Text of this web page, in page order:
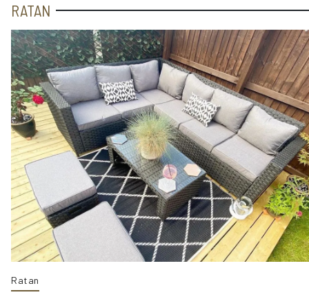
RATAN
Ratan